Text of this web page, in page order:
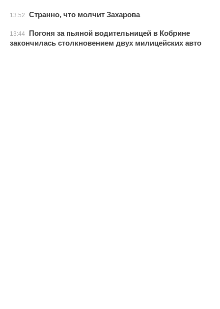
13:52 Странно, что молчит Захарова
13:44
Погоня за пьяной водительницей в Кобрине
закончилась столкновением двух милицейских авто